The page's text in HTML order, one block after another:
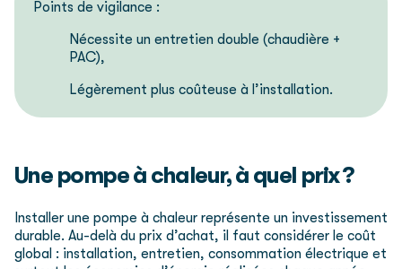
Points de vigilance :
Nécessite un entretien double (chaudière +
PAC),
Légèrement plus coûteuse à l’installation.
Une pompe à chaleur, à quel prix ?
Installer une pompe à chaleur représente un investissement
durable. Au-delà du prix d’achat, il faut considérer le coût
global : installation, entretien, consommation électrique et